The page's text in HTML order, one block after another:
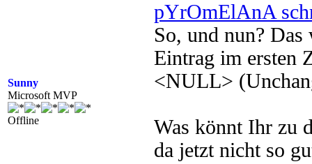
Sunny
Microsoft MVP
Offline
pYrOmElAnA
So, und nun?
Eintrag im ersten
<NULL>
Was könnt Ihr zu
da jetzt nicht so